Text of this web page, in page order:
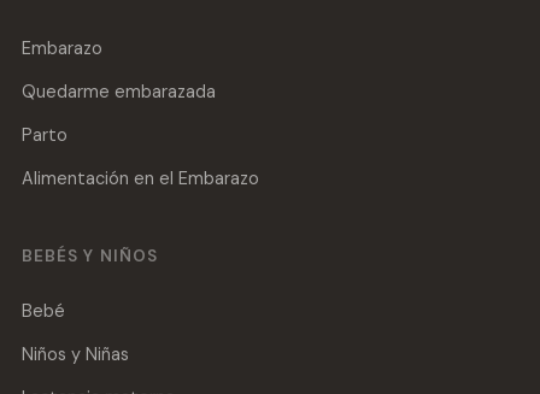
Embarazo
Quedarme embarazada
Parto
Alimentación en el Embarazo
BEBÉS Y NIÑOS
Bebé
Niños y Niñas